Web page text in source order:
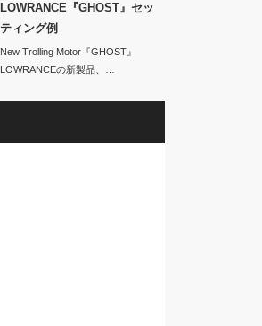
LOWRANCE『GHOST』セッ
ティング例
New Trolling Motor『GHOST』
LOWRANCEの新製品、…